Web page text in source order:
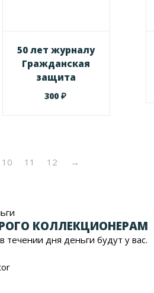
50 лет журналу
Гражданская
защита
300 ₽
10 11 12 →
КОЛЛЕКЦИОНЕРАМ
течении дня деньги будут у вас.